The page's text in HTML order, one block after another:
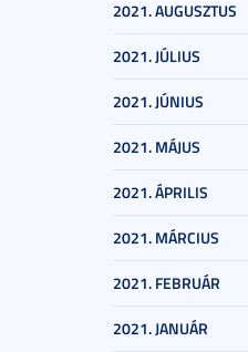
2021. AUGUSZTUS
2021. JÚLIUS
2021. JÚNIUS
2021. MÁJUS
2021. ÁPRILIS
2021. MÁRCIUS
2021. FEBRUÁR
2021. JANUÁR